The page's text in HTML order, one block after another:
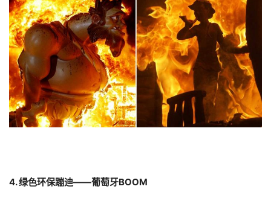
4. 绿色环保蹦迪——葡萄牙BOOM